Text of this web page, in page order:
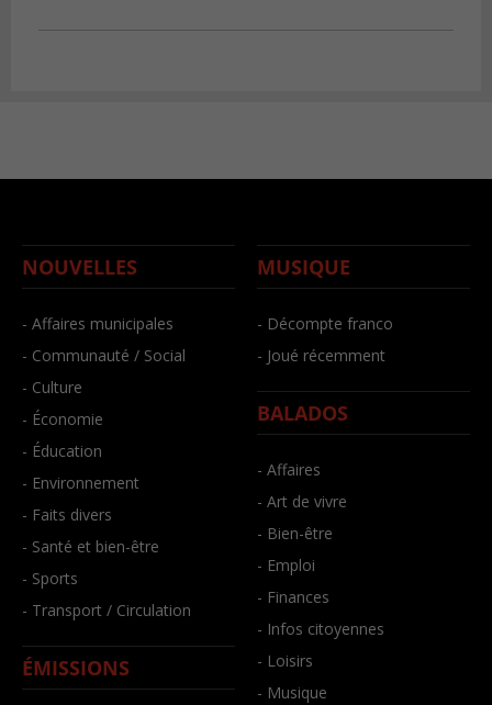
NOUVELLES
- Affaires municipales
- Communauté / Social
- Culture
- Économie
- Éducation
- Environnement
- Faits divers
- Santé et bien-être
- Sports
- Transport / Circulation
ÉMISSIONS
MUSIQUE
- Décompte franco
- Joué récemment
BALADOS
- Affaires
- Art de vivre
- Bien-être
- Emploi
- Finances
- Infos citoyennes
- Loisirs
- Musique